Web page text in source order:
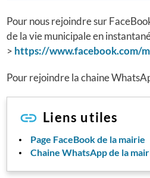
Pour nous rejoindre sur
de la vie municipale en
> https://www.facebook.com/
Pour rejoindre la chaine
Liens utiles
Page FaceBook de la mairie
Chaine WhatsApp de la